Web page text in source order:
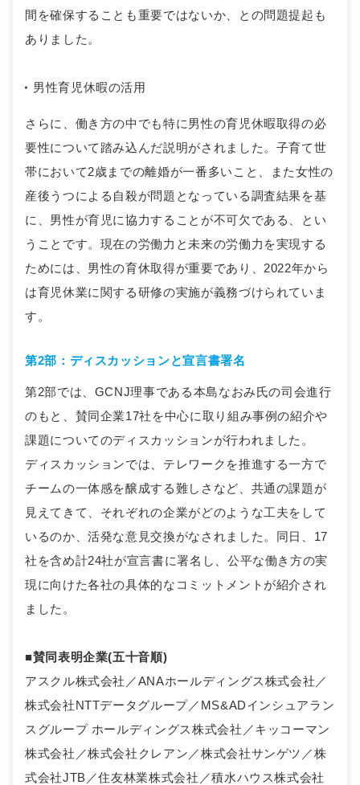
間を確保することも重要ではないか、との問題提起も
ありました。
男性育児休暇の活用
さらに、働き方の中でも特に男性の育児休暇取得の必
要性について踏み込んだ説明がされました。子育て世
帯において2歳までの離婚が一番多いこと、また女性の
産後うつによる自殺が問題となっている調査結果を基
に、男性が育児に協力することが不可欠である、とい
うことです。現在の労働力と未来の労働力を実現する
ためには、男性の育休取得が重要であり、2022年から
は育児休業に関する研修の実施が義務づけられていま
す。
第2部：ディスカッションと宣言書署名
第2部では、GCNJ理事である本島なおみ氏の司会進行
のもと、賛同企業17社を中心に取り組み事例の紹介や
課題についてのディスカッションが行われました。
ディスカッションでは、テレワークを推進する一方で
チームの一体感を醸成する難しさなど、共通の課題が
見えてきて、それぞれの企業がどのような工夫をして
いるのか、活発な意見交換がなされました。同日、17
社を含め計24社が宣言書に署名し、公平な働き方の実
現に向けた各社の具体的なコミットメントが紹介され
ました。
■賛同表明企業(五十音順)
アスクル株式会社／ANAホールディングス株式会社／
株式会社NTTデータグループ／MS&ADインシュアラン
スグループ ホールディングス株式会社／キッコーマン
株式会社／株式会社クレアン／株式会社サンゲツ／株
式会社JTB／住友林業株式会社／積水ハウス株式会社